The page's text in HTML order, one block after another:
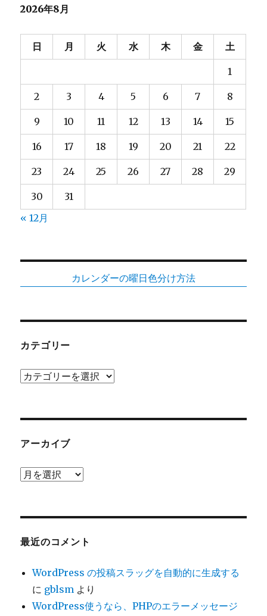
2026年8月
日 月 火 水 木 金 土
1
2 3 4 5 6 7 8
9 10 11 12 13 14 15
16 17 18 19 20 21 22
23 24 25 26 27 28 29
30
31
« 12月
カレンダーの曜日色分け方法
カテゴリー
カ
ー
アーカイブ
ア
ブ
最近のコメント
WordPress の投稿スラッグを自動的に生成する
に gblsm より
WordPress使うなら、PHPのエラーメッセージ